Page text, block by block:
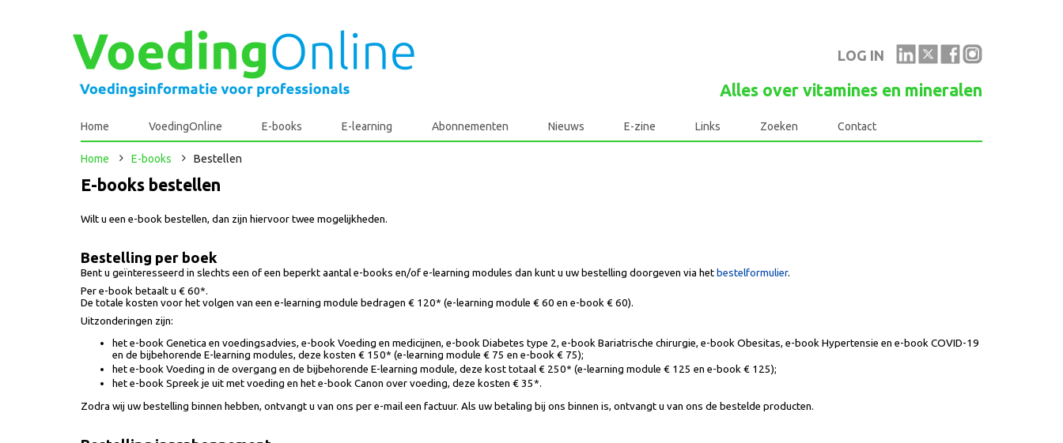
LOG IN
Alles over vitamines en mineralen
Home VoedingOnline E-books E-learning Abonnementen Nieuws E-zine Links Zoeken Contact
Home E-books Bestellen
E-books bestellen
Wilt u een e-book bestellen, dan zijn hiervoor twee mogelijkheden.
Bestelling per boek
Bent u geïnteresseerd in slechts een of een beperkt aantal e-books en/of e-learning modules dan kunt u uw bestelling doorgeven via het bestelformulier.
Per e-book betaalt u € 60*.
De totale kosten voor het volgen van een e-learning module bedragen € 120* (e-learning module € 60 en e-book € 60).
Uitzonderingen zijn:
het e-book Genetica en voedingsadvies, e-book Voeding en medicijnen, e-book Diabetes type 2, e-book Bariatrische chirurgie, e-book Obesitas, e-book Hypertensie en e-book COVID-19
en de bijbehorende E-learning modules, deze kosten € 150* (e-learning module € 75 en e-book € 75);
het e-book Voeding in de overgang en de bijbehorende E-learning module, deze kost totaal € 250* (e-learning module € 125 en e-book € 125);
het e-book Spreek je uit met voeding en het e-book Canon over voeding, deze kosten € 35*.
Zodra wij uw bestelling binnen hebben, ontvangt u van ons per e-mail een factuur. Als uw betaling bij ons binnen is, ontvangt u van ons de bestelde producten.